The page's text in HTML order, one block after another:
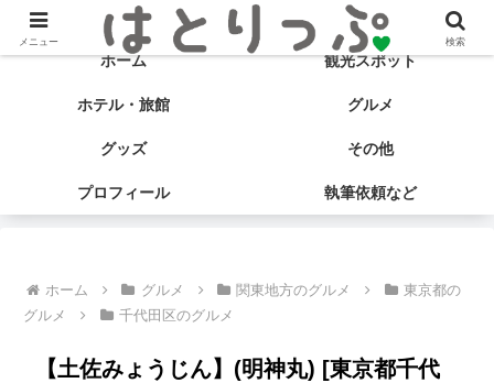
旅する食いしん坊♡ はとサブ子の国内旅行＆グルメブログ
ホーム 観光スポット
ホテル・旅館 グルメ
グッズ その他
プロフィール 執筆依頼など
ホーム グルメ 関東地方のグルメ
東京都の
グルメ
千代田区のグルメ
【土佐みょうじん】(明神丸) [東京都千代
メニュー 検索